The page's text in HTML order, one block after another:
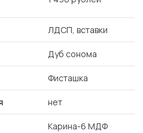
ЛДСП, вставки
Дуб сонома
Фисташка
нет
Карина-6 МДФ